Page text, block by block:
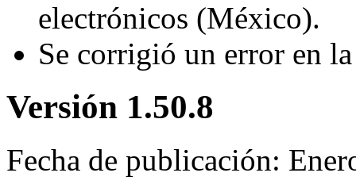
electrónicos (México).
Se corrigió un error en
Versión 1.50.8
Fecha de publicación: